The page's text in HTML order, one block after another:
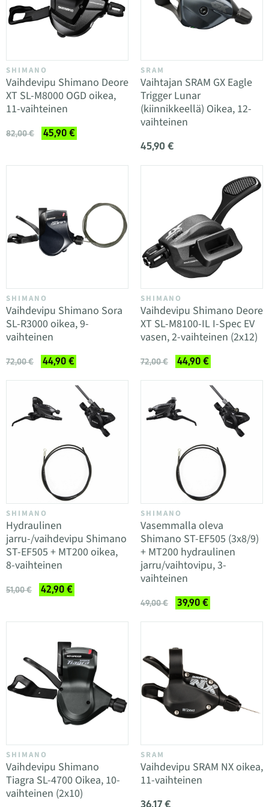
SHIMANO
Vaihdevipu Shimano Deore
XT SL-M8000 OGD oikea,
11-vaihteinen
82,00 € 45,90 €
SRAM
Vaihtajan SRAM GX Eagle
Trigger Lunar
(kiinnikkeellä) Oikea, 12-
vaihteinen
45,90 €
SHIMANO
Vaihdevipu Shimano Sora
SL-R3000 oikea, 9-
vaihteinen
72,00 € 44,90 €
SHIMANO
Vaihdevipu Shimano Deore
XT SL-M8100-IL I-Spec EV
vasen, 2-vaihteinen (2x12)
72,00 € 44,90 €
SHIMANO
Hydraulinen
jarru-/vaihdevipu Shimano
ST-EF505 + MT200 oikea,
8-vaihteinen
51,00 € 42,90 €
SHIMANO
Vasemmalla oleva
Shimano ST-EF505 (3x8/9)
+ MT200 hydraulinen
jarru/vaihtovipu, 3-
vaihteinen
49,00 € 39,90 €
SHIMANO
Vaihdevipu Shimano
Tiagra SL-4700 Oikea, 10-
vaihteinen (2x10)
SRAM
Vaihdevipu SRAM NX oikea,
11-vaihteinen
36,17 €